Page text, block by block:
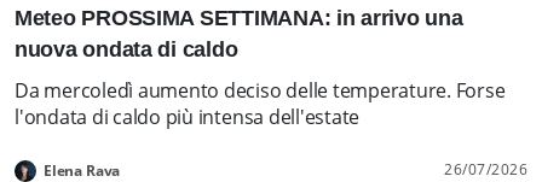
Meteo PROSSIMA SETTIMANA: in arrivo una
nuova ondata di caldo
Da mercoledì aumento deciso delle temperature. Forse
l'ondata di caldo più intensa dell'estate
Elena Rava 26/07/2026